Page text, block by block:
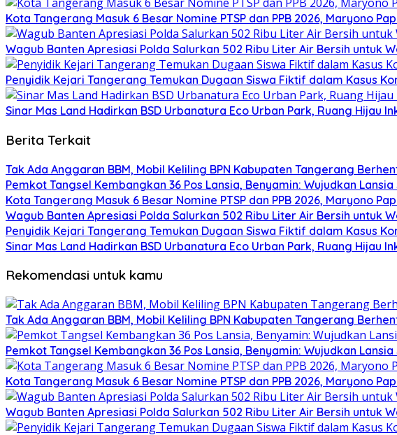
Kota Tangerang Masuk 6 Besar Nomine PTSP dan PPB 2026, Maryono
Wagub Banten Apresiasi Polda Salurkan 502 Ribu Liter Air Bersih untuk
Penyidik Kejari Tangerang Temukan Dugaan Siswa Fiktif dalam Kasus
Sinar Mas Land Hadirkan BSD Urbanatura Eco Urban Park, Ruang Hijau
Berita Terkait
Tak Ada Anggaran BBM, Mobil Keliling BPN Kabupaten Tangerang
Pemkot Tangsel Kembangkan 36 Pos Lansia, Benyamin: Wujudkan
Kota Tangerang Masuk 6 Besar Nomine PTSP dan PPB 2026, Maryono
Wagub Banten Apresiasi Polda Salurkan 502 Ribu Liter Air Bersih untuk
Penyidik Kejari Tangerang Temukan Dugaan Siswa Fiktif dalam Kasus
Sinar Mas Land Hadirkan BSD Urbanatura Eco Urban Park, Ruang Hijau
Rekomendasi untuk kamu
Tak Ada Anggaran BBM, Mobil Keliling BPN Kabupaten Tangerang
Pemkot Tangsel Kembangkan 36 Pos Lansia, Benyamin: Wujudkan
Kota Tangerang Masuk 6 Besar Nomine PTSP dan PPB 2026, Maryono
Wagub Banten Apresiasi Polda Salurkan 502 Ribu Liter Air Bersih untuk